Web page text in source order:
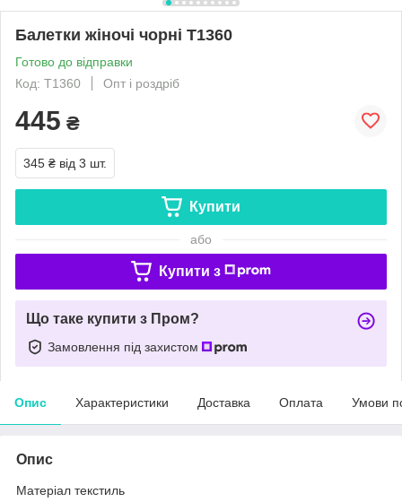
Балетки жіночі чорні Т1360
Готово до відправки
Код: Т1360
Опт і роздріб
445 ₴
345 ₴ від 3 шт.
Купити
або
Купити з
Що таке купити з Пром?
Замовлення під захистом
Опис Характеристики Доставка Оплата Умови
Опис
Матеріал текстиль